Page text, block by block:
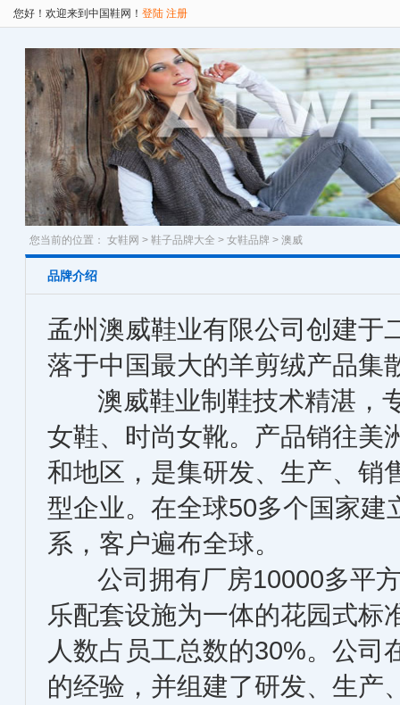
您好！欢迎来到中国鞋网！ 登陆 注册
您当前的位置： 女鞋网 > 鞋子品牌大全 > 女鞋品牌 > 澳威
品牌介绍
孟州澳威鞋业有限公司创建于
落于中国最大的羊剪绒产品集
澳威鞋业制鞋技术精湛，
女鞋、时尚女靴。产品销往美
和地区，是集研发、生产、销
型企业。在全球50多个国家建
系，客户遍布全球。
公司拥有厂房10000多平方
乐配套设施为一体的花园式标
人数占员工总数的30%。公
的经验，并组建了研发、生产